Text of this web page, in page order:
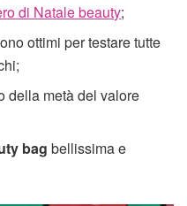
di Natale beauty;
ottimi per testare tutte
della metà del valore
bag bellissima e